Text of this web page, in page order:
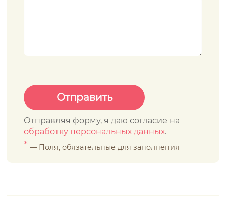
Отправляя форму, я даю согласие на
обработку персональных данных.
* — Поля, обязательные для заполнения